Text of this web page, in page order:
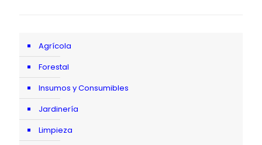
Agrícola
Forestal
Insumos y Consumibles
Jardinería
Limpieza